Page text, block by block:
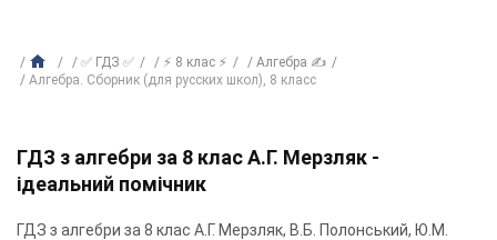
✅ ГДЗ ✅ ⚡ 8 клас ⚡
Алгебра ✍
Алгебра. Сборник (для русских школ), 8 класс
ГДЗ з алгебри за 8 клас А.Г. Мерзляк -
ідеальний помічник
ГДЗ з алгебри за 8 клас А.Г. Мерзляк, В.Б. Полонський, Ю.М.